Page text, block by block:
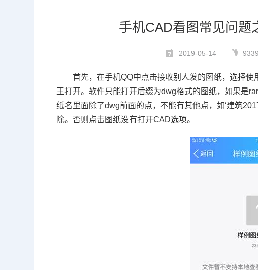
手机CAD看图常见问题
2019-05-14 9339
首先，在手机QQ中点击接收别人发的图纸，选择使
王打开。软件只能打开后缀为dwg格式的图纸，如果是rar
纸名里面除了dwg前面的点，不能有其他点，如‘建筑
除。否则点击图纸没有打开CAD选项。